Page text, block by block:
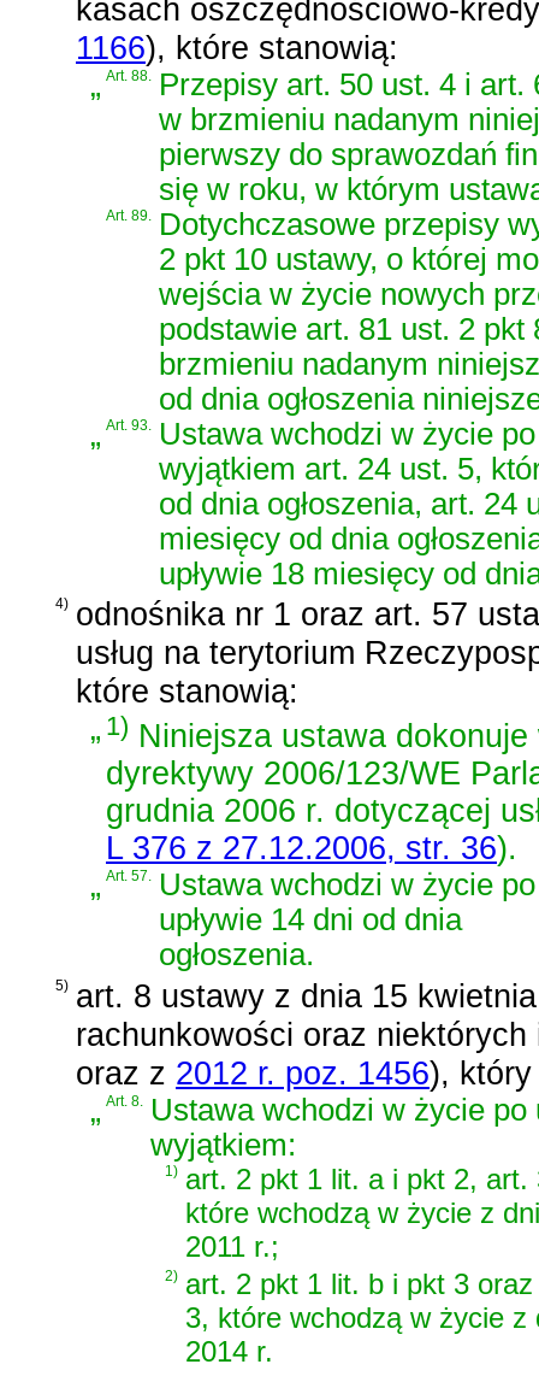
kasach oszczędnościowo-
1166), które stanowią:
„Art. 88.
Przepisy art. 50 ust. 4 i
w brzmieniu nadanym
pierwszy do sprawozdań
się w roku, w którym
Art. 89.
Dotychczasowe przepisy
2 pkt 10 ustawy, o której
wejścia w życie nowych
podstawie art. 81 ust. 2
brzmieniu nadanym
od dnia ogłoszenia
„Art. 93.
Ustawa wchodzi w życie
wyjątkiem art. 24 ust. 5,
od dnia ogłoszenia, art. 24
miesięcy od dnia
upływie 18 miesięcy od
4) odnośnika nr 1 oraz art. 57
usług na terytorium
które stanowią:
„1) Niniejsza ustawa
dyrektywy 2006/123/WE
grudnia 2006 r. dotyczącej
L 376 z 27.12.2006, str. 36).
„Art. 57. Ustawa wchodzi w życie po
upływie 14 dni od dnia
ogłoszenia.
5) art. 8 ustawy z dnia 15
rachunkowości oraz
oraz z 2012 r. poz. 1456),
„Art. 8.
Ustawa wchodzi w życie po
wyjątkiem:
1) art. 2 pkt 1 lit. a i pkt 2,
które wchodzą w życie z
2011 r.;
2) art. 2 pkt 1 lit. b i pkt 3
3, które wchodzą w życie z
2014 r.